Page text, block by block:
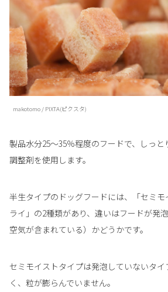
makotomo / PIXTA(ピクスタ)
製品水分25～35％程度のフードで、しっ
調整剤を使用します。
半生タイプのドッグフードには、「セミ
ライ」の2種類があり、違いはフードが発
空気が含まれている）かどうかです。
セミモイストタイプは発泡していないタ
く、粒が膨らんでいません。